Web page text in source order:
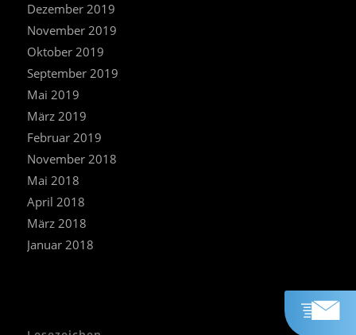
Dezember 2019
November 2019
Oktober 2019
September 2019
Mai 2019
März 2019
Februar 2019
November 2018
Mai 2018
April 2018
März 2018
Januar 2018